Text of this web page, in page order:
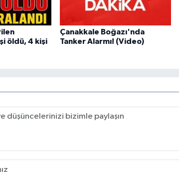
öldü, 4 kişi
Çanakkale Boğazı'nda
Tanker Alarmı! (Video)